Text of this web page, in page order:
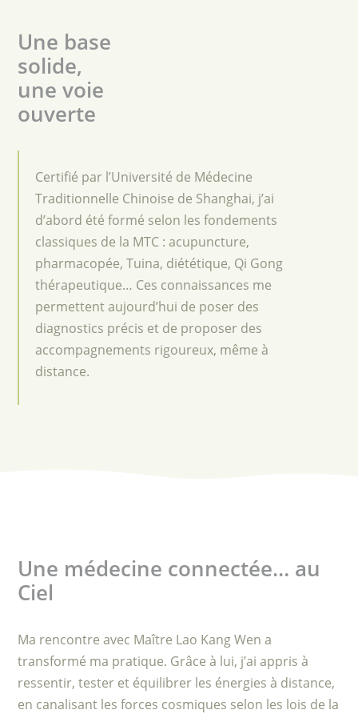
Une base
solide,
une voie
ouverte
Certifié par l’Université de Médecine
Traditionnelle Chinoise de Shanghai, j’ai
d’abord été formé selon les fondements
classiques de la MTC : acupuncture,
pharmacopée, Tuina, diététique, Qi Gong
thérapeutique… Ces connaissances me
permettent aujourd’hui de poser des
diagnostics précis et de proposer des
accompagnements rigoureux, même à
distance.
Une médecine connectée… au
Ciel
Ma rencontre avec Maître Lao Kang Wen a
transformé ma pratique. Grâce à lui, j’ai appris à
ressentir, tester et équilibrer les énergies à distance,
en canalisant les forces cosmiques selon les lois de la